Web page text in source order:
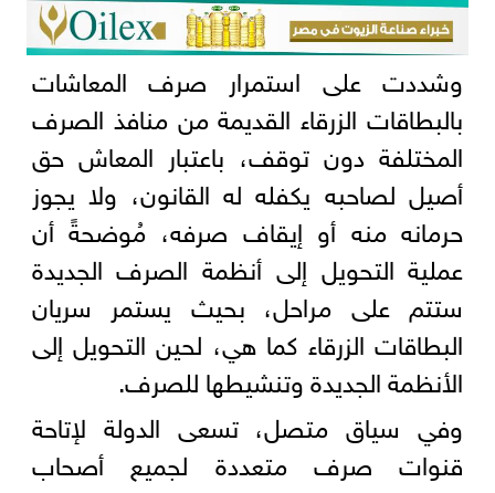
وشددت على استمرار صرف المعاشات
بالبطاقات الزرقاء القديمة من منافذ الصرف
المختلفة دون توقف، باعتبار المعاش حق
أصيل لصاحبه يكفله له القانون، ولا يجوز
حرمانه منه أو إيقاف صرفه، مُوضحةً أن
عملية التحويل إلى أنظمة الصرف الجديدة
ستتم على مراحل، بحيث يستمر سريان
البطاقات الزرقاء كما هي، لحين التحويل إلى
الأنظمة الجديدة وتنشيطها للصرف.
وفي سياق متصل، تسعى الدولة لإتاحة
قنوات صرف متعددة لجميع أصحاب